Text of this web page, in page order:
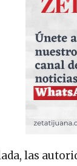
las